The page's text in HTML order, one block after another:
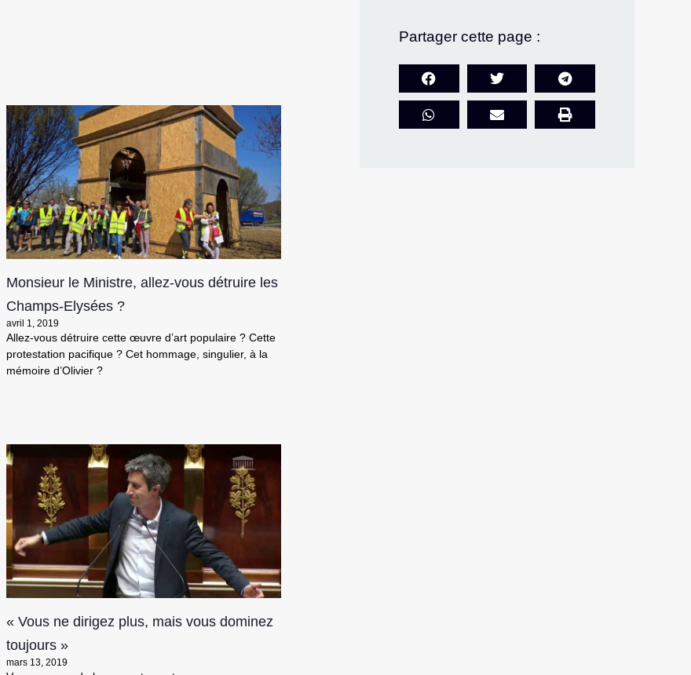
Monsieur le Ministre, allez-vous détruire les
Champs-Elysées ?
avril 1, 2019
Allez-vous détruire cette œuvre d’art populaire ? Cette
protestation pacifique ? Cet hommage, singulier, à la
mémoire d’Olivier ?
« Vous ne dirigez plus, mais vous dominez
toujours »
mars 13, 2019
Partager cette page :